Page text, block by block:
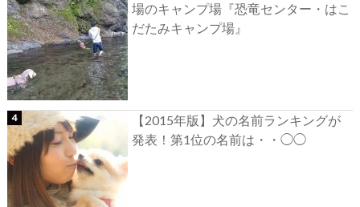
場のキャンプ場『恐竜センター・はこ
だたみキャンプ場』
【2015年版】犬の名前ランキングが
発表！第1位の名前は・・◯◯